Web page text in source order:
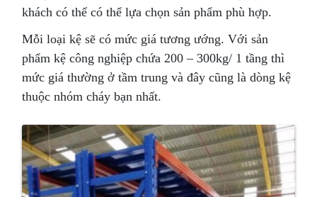
khách có thể có thể lựa chọn sản phẩm phù hợp.
Mỗi loại kệ sẽ có mức giá tương ướng. Với sản
phẩm kệ công nghiệp chứa 200 – 300kg/ 1 tầng thì
mức giá thường ở tầm trung và đây cũng là dòng kệ
thuộc nhóm cháy bạn nhất.